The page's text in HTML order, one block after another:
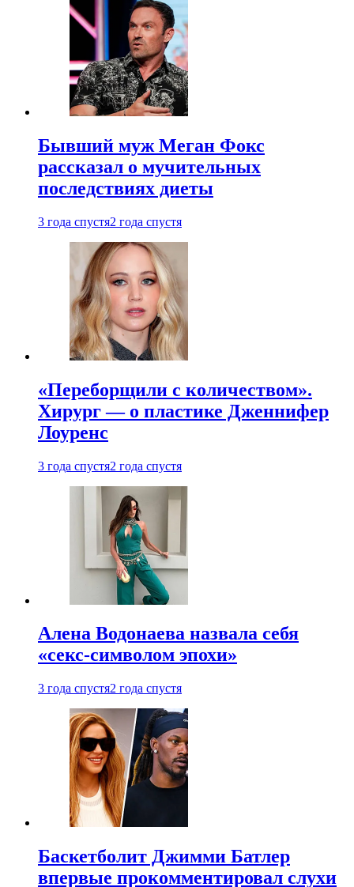
Бывший муж Меган Фокс
рассказал о мучительных
последствиях диеты
3 года спустя2 года спустя
«Переборщили с количеством».
Хирург — о пластике Дженнифер
Лоуренс
3 года спустя2 года спустя
Алена Водонаева назвала себя
«секс-символом эпохи»
3 года спустя2 года спустя
Баскетболит Джимми Батлер
впервые прокомментировал слухи